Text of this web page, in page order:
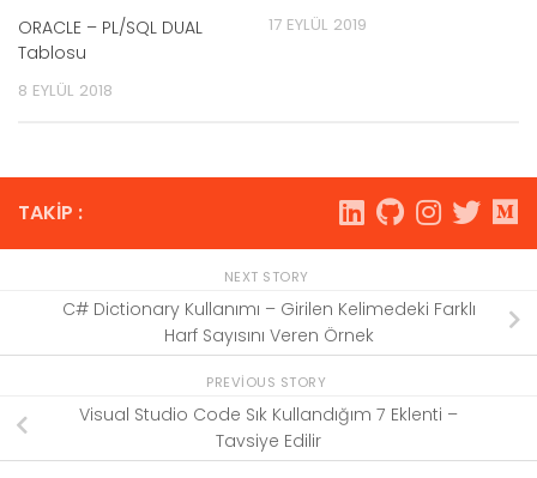
ORACLE – PL/SQL DUAL
Tablosu
8 EYLÜL 2018
17 EYLÜL 2019
TAKIP :
NEXT STORY
C# Dictionary Kullanımı – Girilen Kelimedeki Farklı
Harf Sayısını Veren Örnek
PREVIOUS STORY
Visual Studio Code Sık Kullandığım 7 Eklenti –
Tavsiye Edilir